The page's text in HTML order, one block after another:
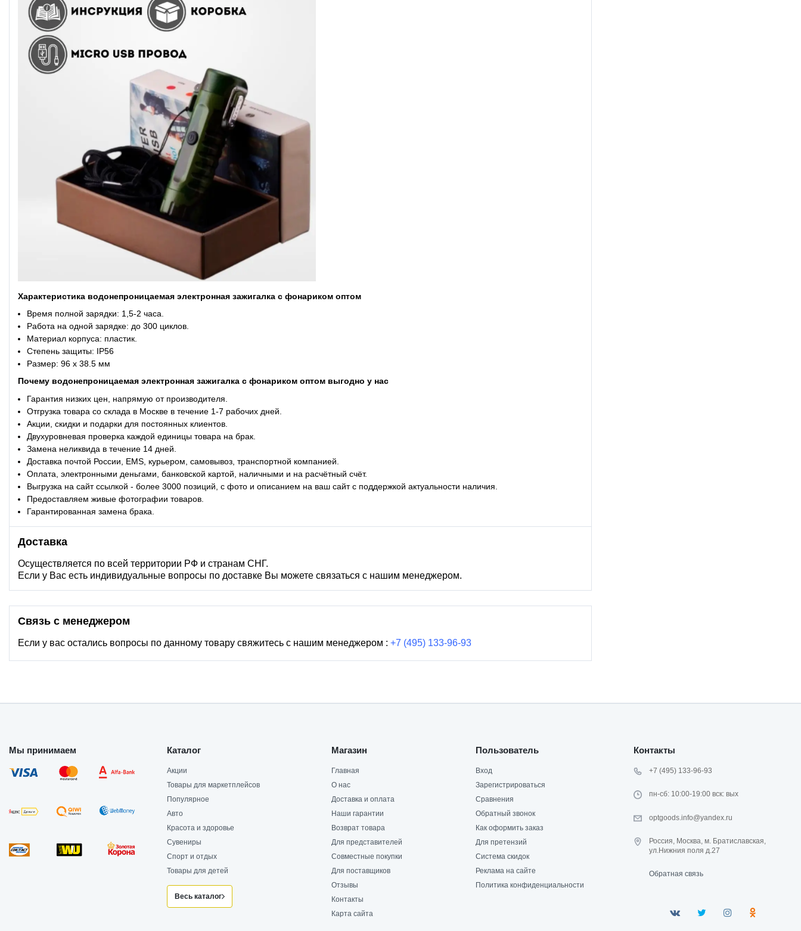
Характеристика водонепроницаемая электронная зажигалка с фонариком оптом
Время полной зарядки: 1,5-2 часа.
Работа на одной зарядке: до 300 циклов.
Материал корпуса: пластик.
Степень защиты: IP56
Размер: 96 х 38.5 мм
Почему водонепроницаемая электронная зажигалка с фонариком оптом выгодно у нас
Гарантия низких цен, напрямую от производителя.
Отгрузка товара со склада в Москве в течение 1-7 рабочих дней.
Акции, скидки и подарки для постоянных клиентов.
Двухуровневая проверка каждой единицы товара на брак.
Замена неликвида в течение 14 дней.
Доставка почтой России, EMS, курьером, самовывоз, транспортной компанией.
Оплата, электронными деньгами, банковской картой, наличными и на расчётный счёт.
Выгрузка на сайт ссылкой - более 3000 позиций, с фото и описанием на ваш сайт с поддержкой актуальности наличия.
Предоставляем живые фотографии товаров.
Гарантированная замена брака.
Доставка
Осуществляется по всей территории РФ и странам СНГ.
Если у Вас есть индивидуальные вопросы по доставке Вы можете связаться с нашим менеджером.
Связь с менеджером
Если у вас остались вопросы по данному товару свяжитесь с нашим менеджером : +7 (495) 133-96-93
Мы принимаем Каталог
Акции
Товары для маркетплейсов
Популярное
Авто
Красота и здоровье
Сувениры
Спорт и отдых
Товары для детей
Весь каталог
Магазин
Главная
О нас
Доставка и оплата
Наши гарантии
Возврат товара
Для представителей
Совместные покупки
Для поставщиков
Отзывы
Контакты
Карта сайта
Пользователь
Вход
Зарегистрироваться
Сравнения
Обратный звонок
Как оформить заказ
Для претензий
Система скидок
Реклама на сайте
Политика конфиденциальности
Контакты
+7 (495) 133-96-93
пн-сб: 10:00-19:00 вск: вых
optgoods.info@yandex.ru
Россия, Москва, м. Братиславская,
ул.Нижния поля д.27
Обратная связь